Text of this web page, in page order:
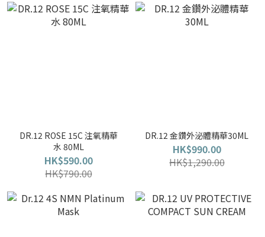
DR.12 ROSE 15C 注氧精華
水 80ML
HK$590.00
HK$790.00
DR.12 金鑽外泌體精華30ML
HK$990.00
HK$1,290.00